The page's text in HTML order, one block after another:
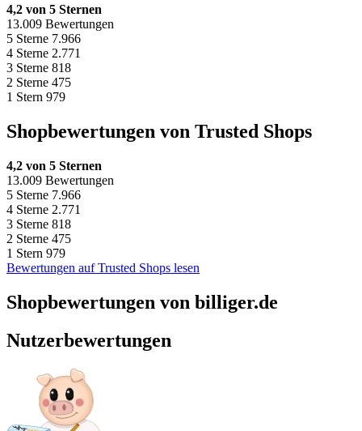
4,2 von 5 Sternen
13.009 Bewertungen
5 Sterne 7.966
4 Sterne 2.771
3 Sterne 818
2 Sterne 475
1 Stern 979
Shopbewertungen von Trusted Shops
4,2 von 5 Sternen
13.009 Bewertungen
5 Sterne 7.966
4 Sterne 2.771
3 Sterne 818
2 Sterne 475
1 Stern 979
Bewertungen auf Trusted Shops lesen
Shopbewertungen von billiger.de
Nutzerbewertungen